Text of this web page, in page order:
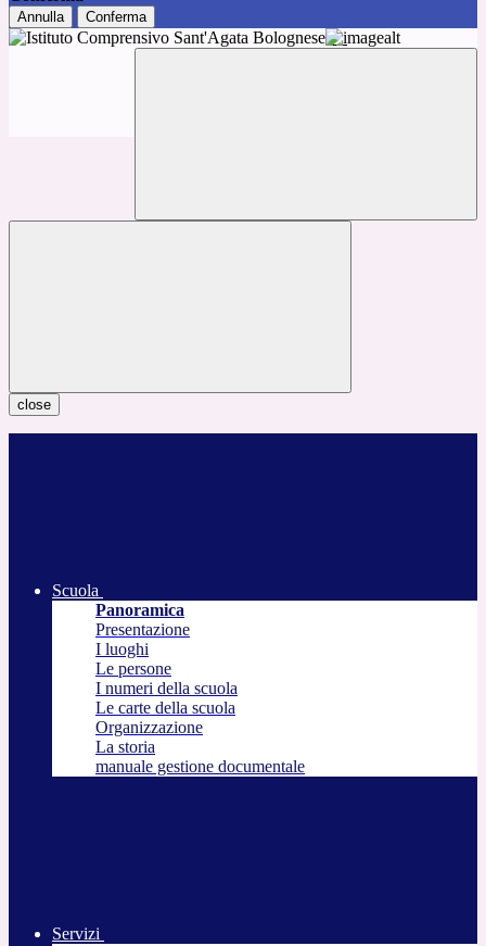
Annulla Conferma
close
Scuola
Panoramica
Presentazione
I luoghi
Le persone
I numeri della scuola
Le carte della scuola
Organizzazione
La storia
manuale gestione documentale
Servizi